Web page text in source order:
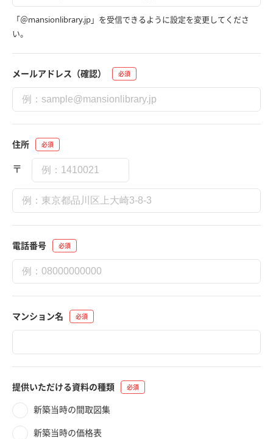
「＠mansionlibrary.jp」を受信できるように設定を変更してくださ
い。
メールアドレス（確認）
住所
〒
電話番号
マンション名
提供いただける資料の種類
新築当時の間取図集
新築当時の価格表